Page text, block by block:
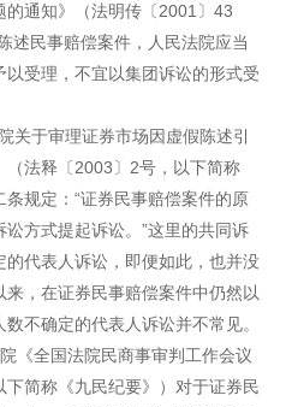
通知》（法明传〔2001〕43
述民事赔偿案件，人民法院应当
受理，不宜以集团诉讼的形式受
关于审理证券市场因虚假陈述引
（法释〔2003〕2号，以下简称
条规定：“证券民事赔偿案件的原
方式提起诉讼。”这里的共同诉
代表人诉讼，即便如此，也并没
，在证券民事赔偿案件中仍然以
不确定的代表人诉讼并不常见。
《全国法院民商事审判工作会议
简称《九民纪要》）对于证券民